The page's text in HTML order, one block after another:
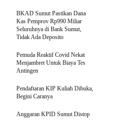
BKAD Sumut Pastikan Dana
Kas Pemprov Rp990 Miliar
Seluruhnya di Bank Sumut,
Tidak Ada Deposito
Pemuda Reaktif Covid Nekat
Menjambret Untuk Biaya Tes
Antingen
Pendaftaran KIP Kuliah Dibuka,
Begini Caranya
Anggaran KPID Sumut Distop